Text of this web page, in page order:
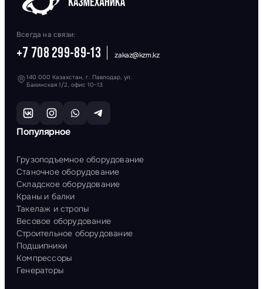
Всегда на связи:
+7 708 299-89-13 zakaz@kzm.kz
140 000 Казахстан, г. Павлодар, ул.
Бакинская 1/2, офис 10-13
Популярное
Грузоподъемное оборудование
Станочное оборудование
Складское оборудование
Краны и балки
Такелаж и стропы
Весовое оборудование
Строительное оборудование
Подшипники
Компрессоры
Генераторы